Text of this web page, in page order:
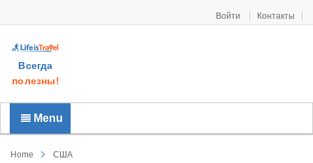
Войти Контакты
Всегда
полезны!
Menu
Home
США